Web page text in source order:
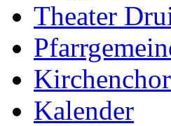
Theater
Kalender